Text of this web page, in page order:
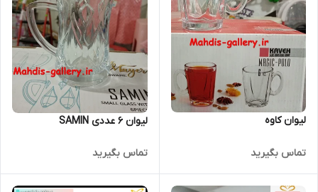
لیوان کاوه
تماس بگیرید
لیوان 6 عددی SAMIN
تماس بگیرید